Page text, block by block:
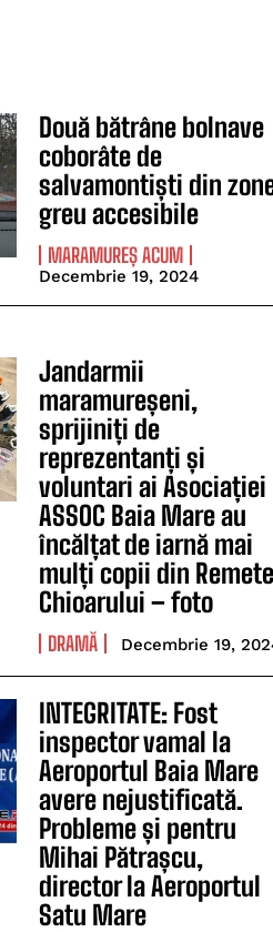
Două bătrâne bolnave
coborâte de
salvamontiști din
greu accesibile
MARAMUREȘ ACUM
Decembrie 19, 2024
Jandarmii
maramureșeni,
sprijiniți de
reprezentanți și
voluntari ai Asociației
ASSOC Baia Mare au
încălțat de iarnă mai
mulți copii din
Chioarului – foto
DRAMĂ Decembrie 19,
INTEGRITATE: Fost
inspector vamal la
Aeroportul Baia Mare
avere nejustificată.
Probleme și pentru
Mihai Pătrașcu,
director la Aeroportul
Satu Mare